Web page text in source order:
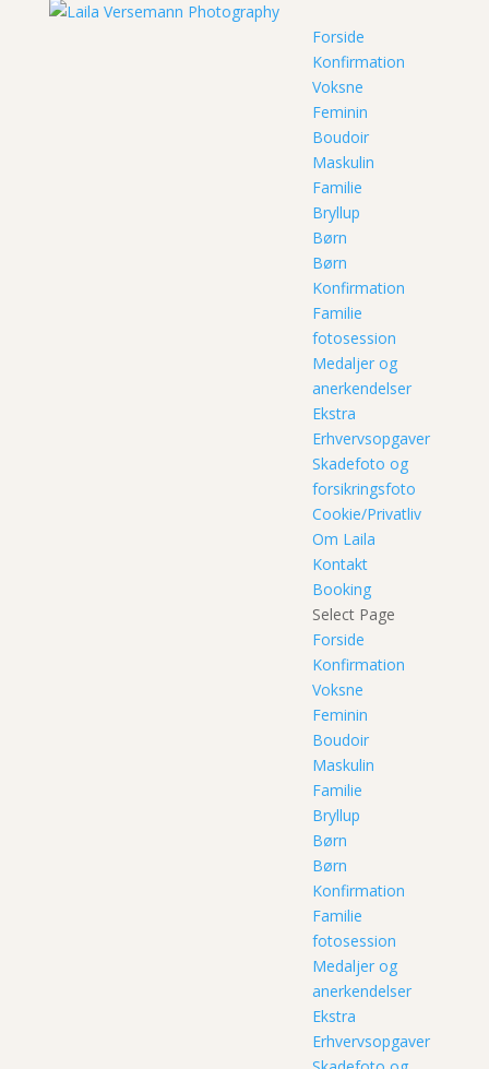
Forside
Konfirmation
Voksne
Feminin
Boudoir
Maskulin
Familie
Bryllup
Børn
Børn
Konfirmation
Familie
fotosession
Medaljer og
anerkendelser
Ekstra
Erhvervsopgaver
Skadefoto og
forsikringsfoto
Cookie/Privatliv
Om Laila
Kontakt
Booking
Select Page
Forside
Konfirmation
Voksne
Feminin
Boudoir
Maskulin
Familie
Bryllup
Børn
Børn
Konfirmation
Familie
fotosession
Medaljer og
anerkendelser
Ekstra
Erhvervsopgaver